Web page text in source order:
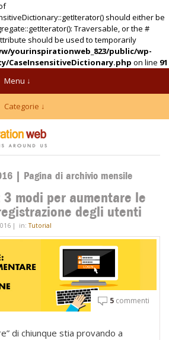
should either be
Traversable, or the #
should be used to temporarily
yourinspirationweb_823/public/wp-
CaseInsensitiveDictionary.php on line 91
Menu ↓
Categorie ↓
| Pagina di archivio mensile
3 modi per aumentare le
degli utenti
| in:Tutorial
5 commenti
di chiunque stia provando a